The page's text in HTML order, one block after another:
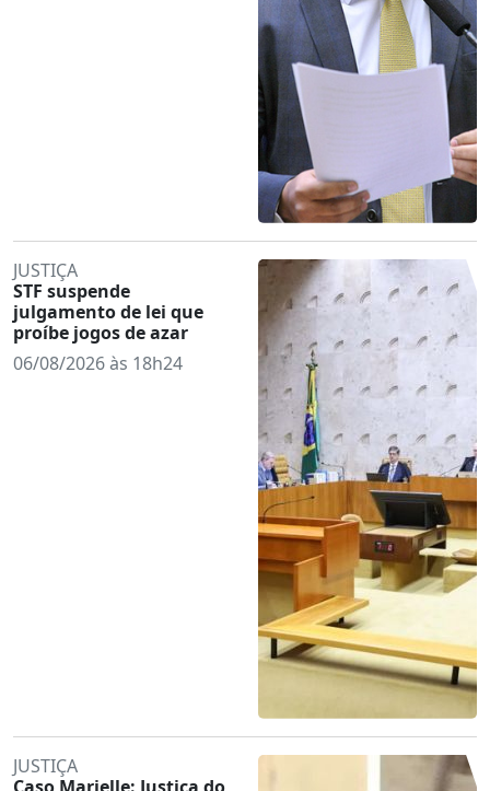
JUSTIÇA
STF suspende
julgamento de lei que
proíbe jogos de azar
06/08/2026 às 18h24
JUSTIÇA